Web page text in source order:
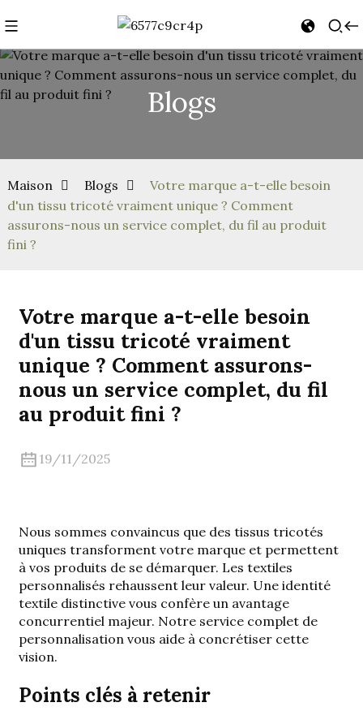
Blogs
Maison Blogs
Votre marque a-t-elle besoin
d'un tissu tricoté vraiment unique ? Comment
assurons-nous un service complet, du fil au produit
fini ?
Votre marque a-t-elle besoin
d'un tissu tricoté vraiment
unique ? Comment assurons-
nous un service complet, du fil
au produit fini ?
19/11/2025
Nous sommes convaincus que des tissus tricotés
uniques transforment votre marque et permettent
à vos produits de se démarquer. Les textiles
personnalisés rehaussent leur valeur. Une identité
textile distinctive vous confère un avantage
concurrentiel majeur. Notre service complet de
personnalisation vous aide à concrétiser cette
vision.
Points clés à retenir